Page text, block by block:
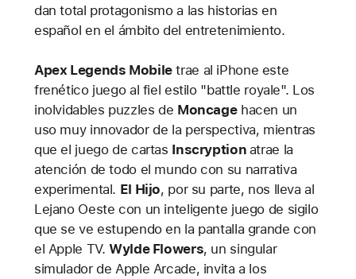
dan total protagonismo a las historias en
español en el ámbito del entretenimiento.
Apex Legends Mobiletrae al iPhone este
frenético juego al fiel estilo "battle royale". Los
inolvidables puzzles de Moncagehacen un
uso muy innovador de la perspectiva, mientras
que el juego de cartas Inscryption atrae la
atención de todo el mundo con su narrativa
experimental. El Hijo, por su parte, nos lleva al
Lejano Oeste con un inteligente juego de sigilo
que se ve estupendo en la pantalla grande con
el Apple TV.Wylde Flowers, un singular
simulador de Apple Arcade, invita a los